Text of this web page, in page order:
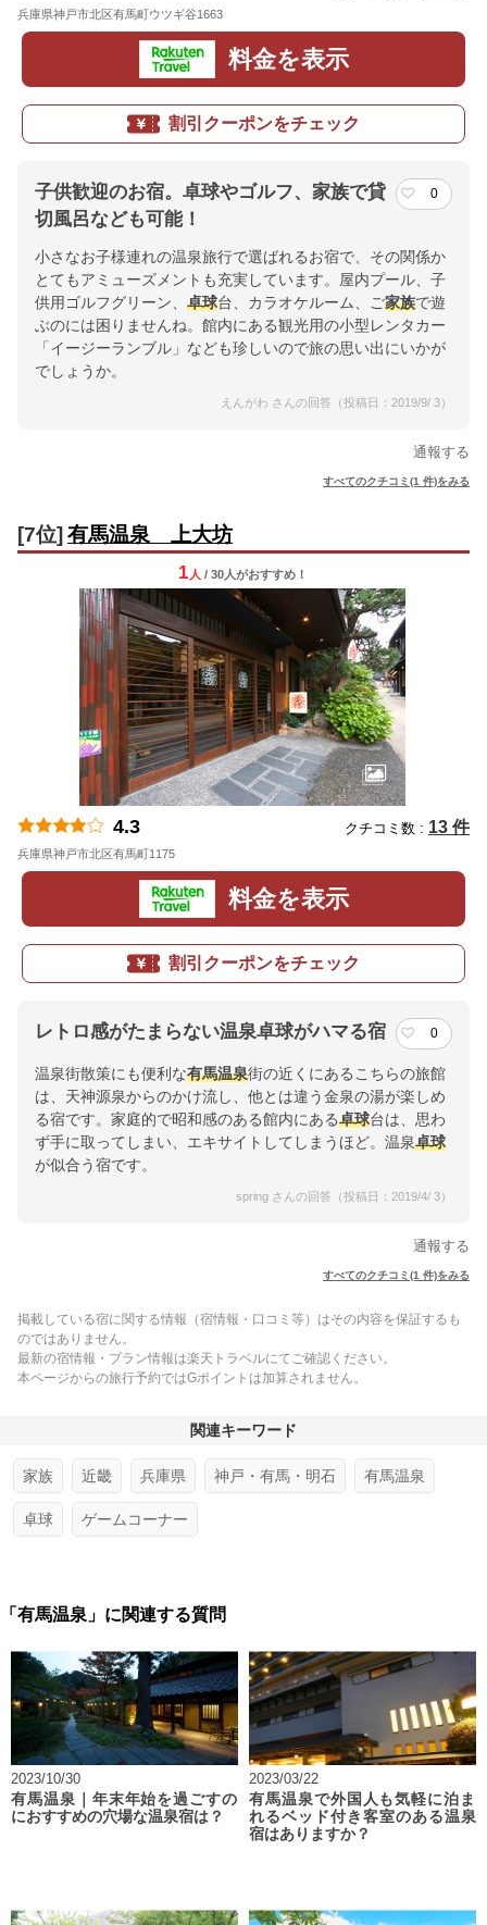
兵庫県神戸市北区有馬町ウツギ谷1663
料金を表示
割引クーポンをチェック
子供歓迎のお宿。卓球やゴルフ、家族で貸
切風呂なども可能！
0
小さなお子様連れの温泉旅行で選ばれるお宿で、その関係か
とてもアミューズメントも充実しています。屋内プール、子
供用ゴルフグリーン、 卓球台、カラオケルーム、ご家族で遊
ぶのには困りませんね。館内にある観光用の小型レンタカー
「イージーランブル」なども珍しいので旅の思い出にいかが
でしょうか。
えんがわ さんの回答（投稿日：2019/9/ 3）
通報する
すべてのクチコミ(1 件)をみる
[7位] 有馬温泉 上大坊
1 人 / 30人がおすすめ！
4.3 クチコミ数 : 13 件
兵庫県神戸市北区有馬町1175
料金を表示
割引クーポンをチェック
レトロ感がたまらない温泉卓球がハマる宿 0
温泉街散策にも便利な有馬温泉街の近くにあるこちらの旅館
は、天神源泉からのかけ流し、他とは違う金泉の湯が楽しめ
る宿です。家庭的で昭和感のある館内にある卓球台は、思わ
ず手に取ってしまい、エキサイトしてしまうほど。温泉卓球
が似合う宿です。
spring さんの回答（投稿日：2019/4/ 3）
通報する
すべてのクチコミ(1 件)をみる
掲載している宿に関する情報（宿情報・口コミ等）はその内容を保証するも
のではありません。
最新の宿情報・プラン情報は楽天トラベルにてご確認ください。
本ページからの旅行予約ではGポイントは加算されません。
関連キーワード
家族 近畿 兵庫県 神戸・有馬・明石 有馬温泉
卓球 ゲームコーナー
「有馬温泉」に関連する質問
2023/10/30
有馬温泉｜年末年始を過ごすの
におすすめの穴場な温泉宿は？
2023/03/22
有馬温泉で外国人も気軽に泊ま
れるベッド付き客室のある温泉
宿はありますか？